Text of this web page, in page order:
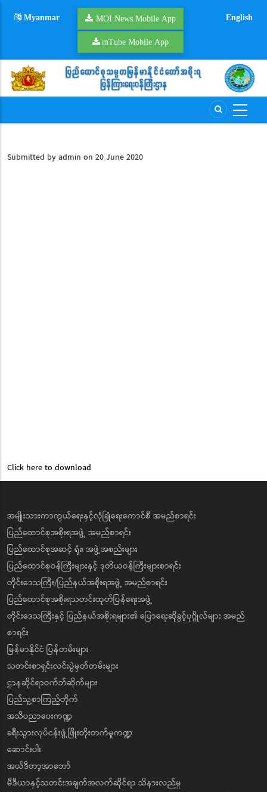
Myanmar MOI News Mobile App
mTube Mobile App
English
Submitted byadmin on 20 June 2020
Click here to download
အမျိုးသားကာကွယ်ရေးနှင့်လုံခြုံရေးကောင်စီ အမည်စာရင်း
ပြည်ထောင်စုအစိုးရအဖွဲ့ အမည်စာရင်း
ပြည်ထောင်စုအဆင့် ရုံး၊ အဖွဲ့အစည်းများ
ပြည်ထောင်စုဝန်ကြီးများနှင့် ဒုတိယဝန်ကြီးများစာရင်း
တိုင်းဒေသကြီး/ပြည်နယ်အစိုးရအဖွဲ့ အမည်စာရင်း
ပြည်ထောင်စုအစိုးရသတင်းထုတ်ပြန်ရေးအဖွဲ့
တိုင်းဒေသကြီးနှင့် ပြည်နယ်အစိုးရများ၏ ပြောရေးဆိုခွင့်ပုဂ္ဂိုလ်များ အမည်
စာရင်း
မြန်မာနိုင်ငံ ပြန်တမ်းများ
သတင်းစာရှင်းလင်းပွဲမှတ်တမ်းများ
ဌာနဆိုင်ရာဝက်ဘ်ဆိုက်များ
ပြည်သူ့စာကြည့်တိုက်
အသိပညာပေးကဏ္ဍ
ခရီးသွားလုပ်ငန်းဖွံ့ဖြိုးတိုးတက်မှုကဏ္ဍ
ဆောင်းပါး
အယ်ဒီတာ့အာဘော်
မီဒီယာနှင့်သတင်းအချက်အလက်ဆိုင်ရာ သိနားလည်မှု